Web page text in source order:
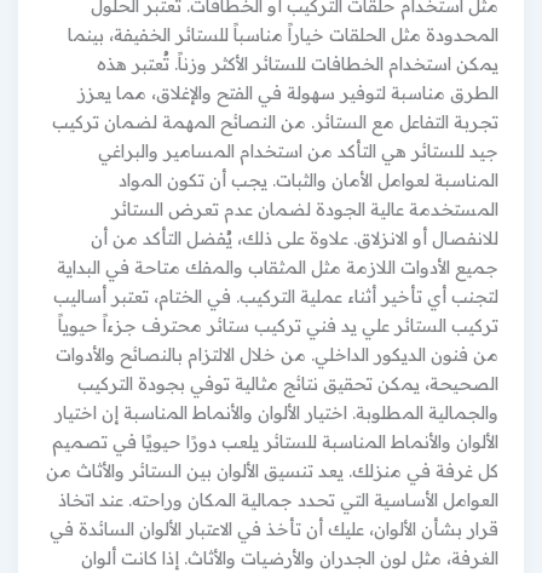
مثل استخدام حلقات التركيب أو الخطافات. تعتبر الحلول
المحدودة مثل الحلقات خياراً مناسباً للستائر الخفيفة، بينما
يمكن استخدام الخطافات للستائر الأكثر وزناً. تُعتبر هذه
الطرق مناسبة لتوفير سهولة في الفتح والإغلاق، مما يعزز
تجربة التفاعل مع الستائر. من النصائح المهمة لضمان تركيب
جيد للستائر هي التأكد من استخدام المسامير والبراغي
المناسبة لعوامل الأمان والثبات. يجب أن تكون المواد
المستخدمة عالية الجودة لضمان عدم تعرض الستائر
للانفصال أو الانزلاق. علاوة على ذلك، يُفضل التأكد من أن
جميع الأدوات اللازمة مثل المثقاب والمفك متاحة في البداية
لتجنب أي تأخير أثناء عملية التركيب. في الختام، تعتبر أساليب
تركيب الستائر علي يد فني تركيب ستائر محترف جزءاً حيوياً
من فنون الديكور الداخلي. من خلال الالتزام بالنصائح والأدوات
الصحيحة، يمكن تحقيق نتائج مثالية توفي بجودة التركيب
والجمالية المطلوبة. اختيار الألوان والأنماط المناسبة إن اختيار
الألوان والأنماط المناسبة للستائر يلعب دورًا حيويًا في تصميم
كل غرفة في منزلك. يعد تنسيق الألوان بين الستائر والأثاث من
العوامل الأساسية التي تحدد جمالية المكان وراحته. عند اتخاذ
قرار بشأن الألوان، عليك أن تأخذ في الاعتبار الألوان السائدة في
الغرفة، مثل لون الجدران والأرضيات والأثاث. إذا كانت ألوان